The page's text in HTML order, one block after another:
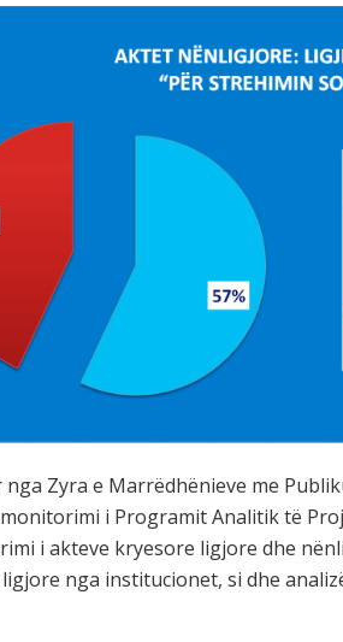
Zyra e Marrëdhënieve me
i Programit Analitik të
i akteve kryesore ligjore dhe
nga institucionet, si dhe